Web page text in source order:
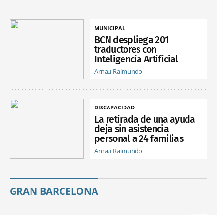
MUNICIPAL
BCN despliega 201
traductores con
Inteligencia Artificial
Arnau Raimundo
DISCAPACIDAD
La retirada de una ayuda
deja sin asistencia
personal a 24 familias
Arnau Raimundo
GRAN BARCELONA